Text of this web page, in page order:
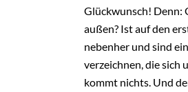
Glückwunsch! Denn:
außen? Ist auf den
nebenher und sind
verzeichnen, die sich
kommt nichts. Und